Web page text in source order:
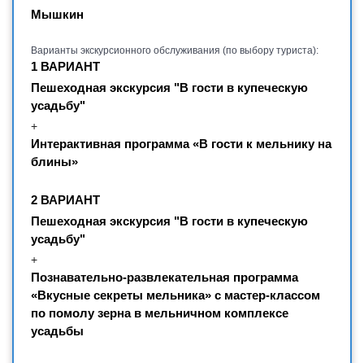
Мышкин
Варианты экскурсионного обслуживания (по выбору туриста):
1 ВАРИАНТ
Пешеходная экскурсия "В гости в купеческую
усадьбу"
+
Интерактивная программа «В гости к мельнику на
блины»
2 ВАРИАНТ
Пешеходная экскурсия "В гости в купеческую
усадьбу"
+
Познавательно-развлекательная программа
«Вкусные секреты мельника» с мастер-классом
по помолу зерна в мельничном комплексе
усадьбы